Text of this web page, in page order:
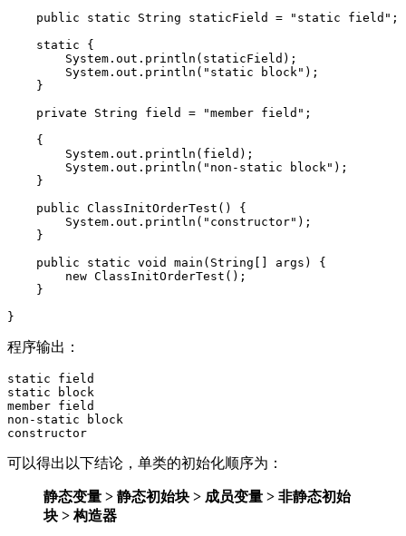
public
static String staticField = "static field" ;
static
{
System . out . println ( staticField );
System . out . println ( "static block" );
}
private
String field = "member field" ;
{
System . out . println ( field );
System . out . println ( "non-static block" );
}
public ClassInitOrderTest ()
{
System . out . println ( "constructor" );
}
public
static void main ( String args )
{
new ClassInitOrderTest ();
}
}
程序输出：
static
field
static
block
member field
non - static
block
constructor
可以得出以下结论，单类的初始化顺序为：
静态变量 > 静态初始块 > 成员变量 > 非静态初始
块 > 构造器